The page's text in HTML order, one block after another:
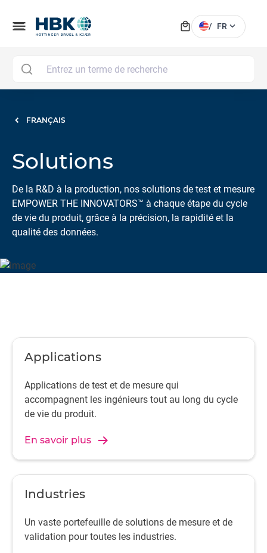
menu local_mall / FR expand_more
FRANÇAIS
Solutions
De la R&D à la production, nos solutions de test et mesure
EMPOWER THE INNOVATORS™ à chaque étape du cycle
de vie du produit, grâce à la précision, la rapidité et la
qualité des données.
Applications
Applications de test et de mesure qui
accompagnent les ingénieurs tout au long du cycle
de vie du produit.
En savoir plus
Industries
Un vaste portefeuille de solutions de mesure et de
validation pour toutes les industries.